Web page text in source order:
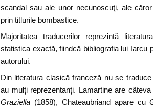
scandal sau ale unor necunoscuţi, ale
prin titlurile bombastice.
Majoritatea traducerilor reprezintă
statistica exactă, fiindcă bibliografia lui Iarcu
autorului.
Din literatura clasică franceză nu se
au mulţi reprezentanţi. Lamartine are
Graziella (1858), Chateaubriand apare cu